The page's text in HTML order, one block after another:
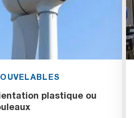
plastique ou